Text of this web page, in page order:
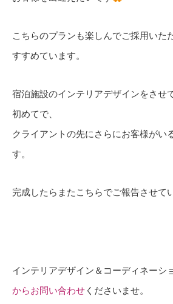
こちらのプランも楽しんでご採用いた
すすめています。
宿泊施設のインテリアデザインをさせ
初めてで、
クライアントの先にさらにお客様がい
す。
完成したらまたこちらでご報告させて
インテリアデザイン＆コーディネーシ
からお問い合わせ くださいませ。